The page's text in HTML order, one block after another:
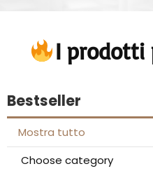
I prodotti
Bestseller
Mostra tutto
Choose category